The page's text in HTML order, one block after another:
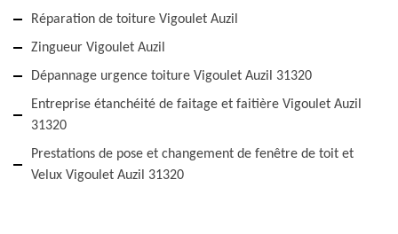
Réparation de toiture Vigoulet Auzil
Zingueur Vigoulet Auzil
Dépannage urgence toiture Vigoulet Auzil 31320
Entreprise étanchéité de faitage et faitière Vigoulet Auzil
31320
Prestations de pose et changement de fenêtre de toit et
Velux Vigoulet Auzil 31320